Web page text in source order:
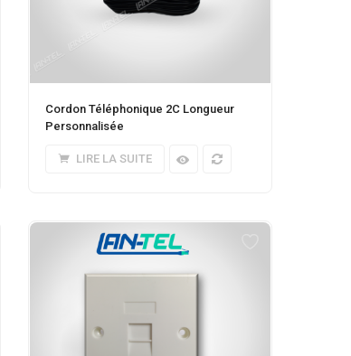
Cordon Téléphonique 2C Longueur
Personnalisée
LIRE LA SUITE